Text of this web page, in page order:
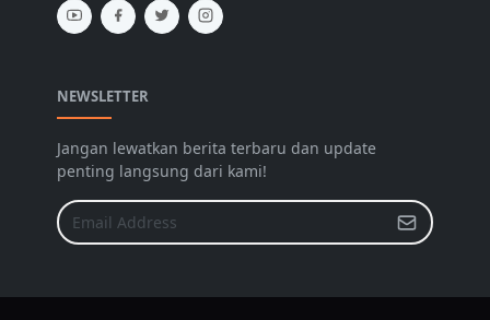
NEWSLETTER
Jangan lewatkan berita terbaru dan update
penting langsung dari kami!